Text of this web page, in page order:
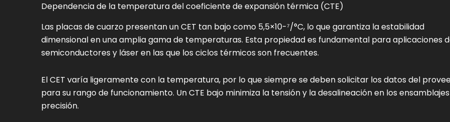
Dependencia de la temperatura del coeficiente de expansión térmica (CTE)
Las placas de cuarzo presentan un CET tan bajo como 5,5×10-⁷/°C, lo que garantiza la estabilidad
dimensional en una amplia gama de temperaturas. Esta propiedad es fundamental para aplicaciones
semiconductores y láser en las que los ciclos térmicos son frecuentes.
El CET varía ligeramente con la temperatura, por lo que siempre se deben solicitar los datos del
para su rango de funcionamiento. Un CTE bajo minimiza la tensión y la desalineación en los
precisión.